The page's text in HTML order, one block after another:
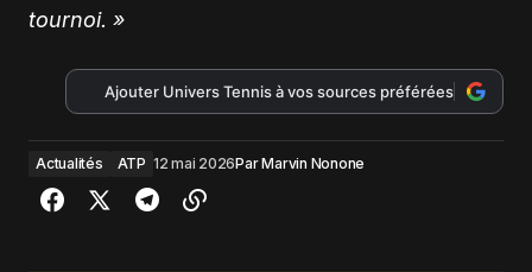
tournoi. »
Ajouter Univers Tennis à vos sources préférées
Actualités ATP 12 mai 2026ParMarvin Nonone